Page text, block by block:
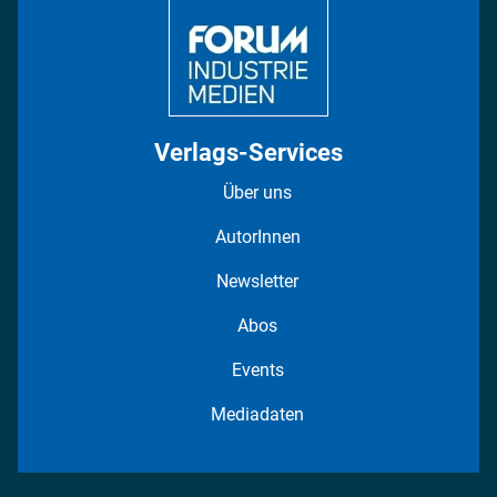
Verlags-Services
Über uns
AutorInnen
Newsletter
Abos
Events
Mediadaten